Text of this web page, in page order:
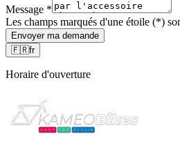
Message *
Les champs marqués d'une étoile (*)
Envoyer ma demande
🇫🇷fr
Horaire d'ouverture